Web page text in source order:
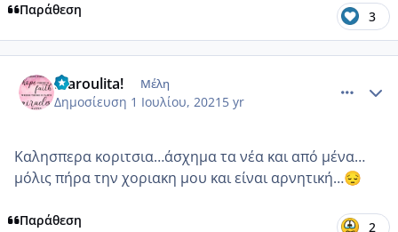
Παράθεση 3
Maroulita! Μέλη
Δημοσίευση 1 Ιουλίου, 2021 5 yr
Καλησπερα κοριτσια…άσχημα τα νέα και από μένα…
μόλις πήρα την χοριακη μου και είναι αρνητική…😔
Παράθεση 2